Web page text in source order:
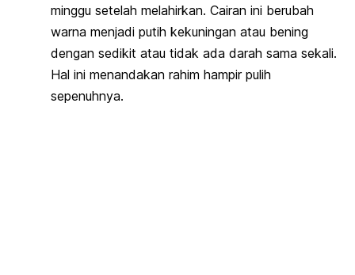
minggu setelah melahirkan. Cairan ini berubah
warna menjadi putih kekuningan atau bening
dengan sedikit atau tidak ada darah sama sekali.
Hal ini menandakan rahim hampir pulih
sepenuhnya.